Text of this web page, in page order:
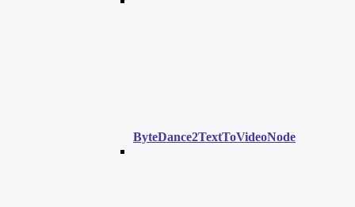
ByteDance2TextToVideoNode